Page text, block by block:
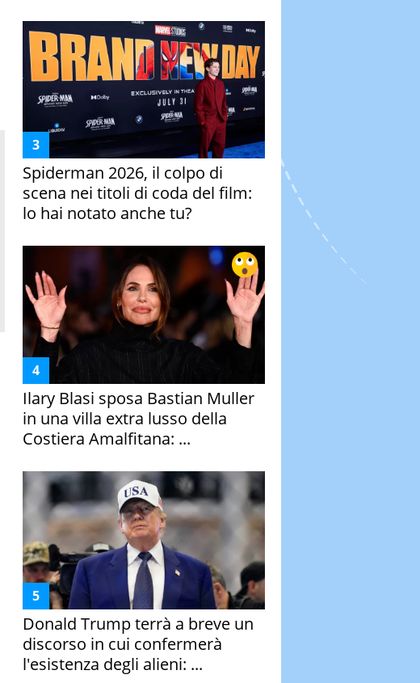
Spiderman 2026, il colpo di
scena nei titoli di coda del film:
lo hai notato anche tu?
Ilary Blasi sposa Bastian Muller
in una villa extra lusso della
Costiera Amalfitana: ...
Donald Trump terrà a breve un
discorso in cui confermerà
l'esistenza degli alieni: ...